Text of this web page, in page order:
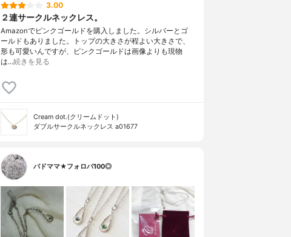
3.00
２連サークルネックレス。
Amazonでピンクゴールドを購入しました。シルバーとゴ
ールドもありました。トップの大きさが程よい大きさで、
形も可愛いんですが、ピンクゴールドは画像よりも現物
は…続きを見る
Cream dot.(クリームドット)
ダブルサークルネックレス a01677
バドママ★フォロバ100◎